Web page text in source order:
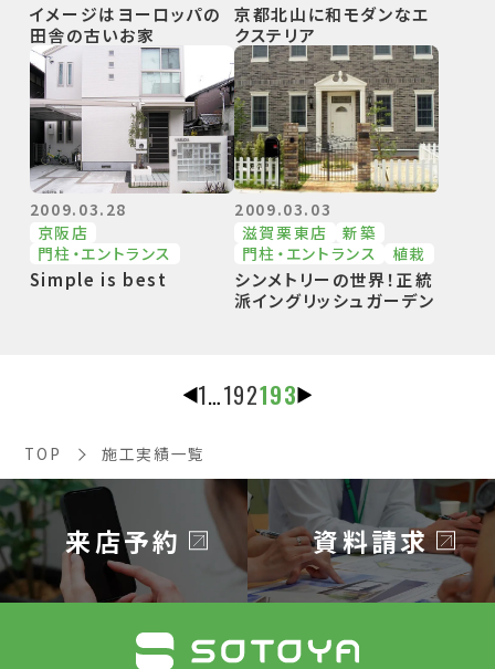
イメージはヨーロッパの
田舎の古いお家
京都北山に和モダンなエ
クステリア
2009.03.28
京阪店
⾨柱・エントランス
Simple is best
2009.03.03
滋賀栗東店
新築
⾨柱・エントランス
植栽
シンメトリーの世界！正統
派イングリッシュガーデン
1…192193
TOP 施工実績一覧
来店予約 資料請求